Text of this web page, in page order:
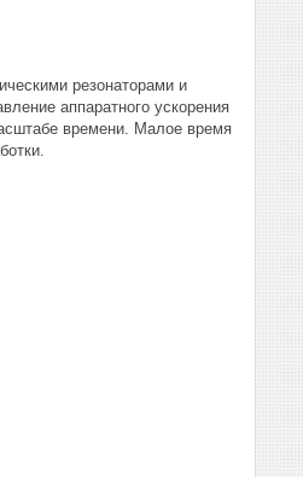
резонаторами и
аппаратного ускорения
времени. Малое время